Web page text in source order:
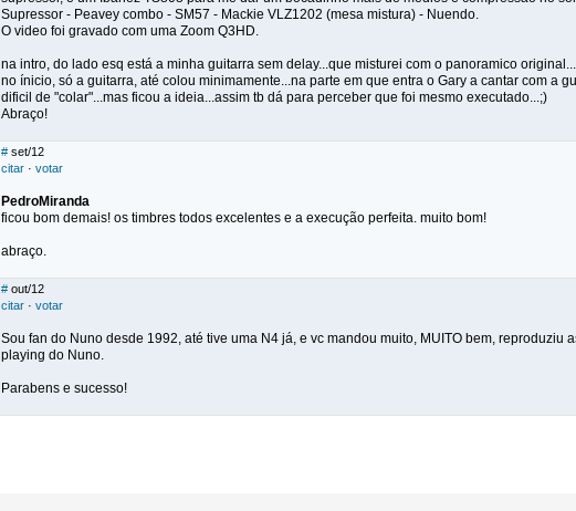
Supressor - Peavey combo - SM57 - Mackie VLZ1202 (mesa mistura) - Nuendo.
O video foi gravado com uma Zoom Q3HD.
na intro, do lado esq está a minha guitarra sem delay...que misturei com o panoramico
no ínicio, só a guitarra, até colou minimamente...na parte em que entra o Gary a cantar com a
dificil de "colar"...mas ficou a ideia...assim tb dá para perceber que foi mesmo executado...;)
Abraço!
# set/12
citar · votar
PedroMiranda
ficou bom demais! os timbres todos excelentes e a execução perfeita. muito bom!
abraço.
# out/12
citar · votar
Sou fan do Nuno desde 1992, até tive uma N4 já, e vc mandou muito, MUITO bem, reproduziu
playing do Nuno.
Parabens e sucesso!